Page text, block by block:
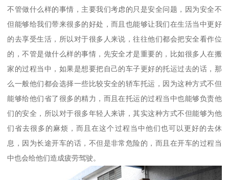
不管做什么样的事情，主要我们考虑的只是安全问题，因为安全不
但能够给我们带来很多的好处，而且也能够让我们在生活当中更好
的去享受生活，所以对于很多人来说，往往他们都会把安全看作位
的，不管是做什么样的事情，先安全才是重要的，比如很多人在搬
家的过程当中，如果是想要把自己的车子更好的托运过去的话，那
么一般他们都会选择一些比较安全的轿车托运，因为这种方式不但
能够给他们省了很多的精力，而且在托运的过程当中也能够负责他
们的安全，所以对于很多年轻人来讲，其实这种方式不但能够为他
们省去很多的麻烦，而且在这个过程当中他们也可以更好的去休
息，因为长途开车的话，不但是非常危险的，而且在开车的过程当
中也会给他们造成疲劳驾驶。